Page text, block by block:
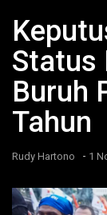
Status
Buruh
Tahun
Rudy Hartono - 1